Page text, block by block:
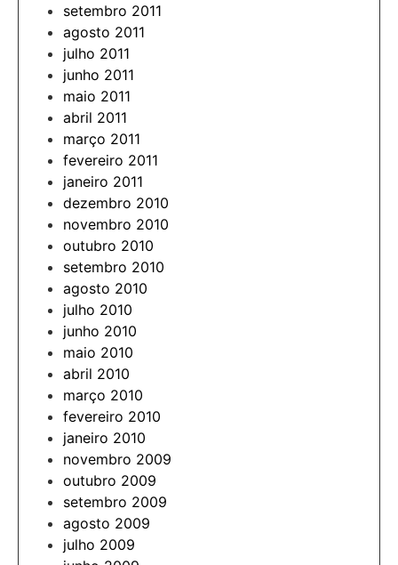
setembro 2011
agosto 2011
julho 2011
junho 2011
maio 2011
abril 2011
março 2011
fevereiro 2011
janeiro 2011
dezembro 2010
novembro 2010
outubro 2010
setembro 2010
agosto 2010
julho 2010
junho 2010
maio 2010
abril 2010
março 2010
fevereiro 2010
janeiro 2010
novembro 2009
outubro 2009
setembro 2009
agosto 2009
julho 2009